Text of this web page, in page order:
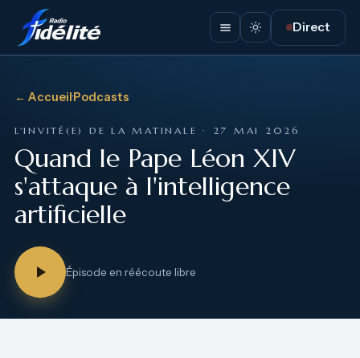
Direct
← Accueil·Podcasts
L'INVITÉ(E) DE LA MATINALE · 27 MAI 2026
Quand le Pape Léon XIV
s'attaque à l'intelligence
artificielle
Épisode en réécoute libre